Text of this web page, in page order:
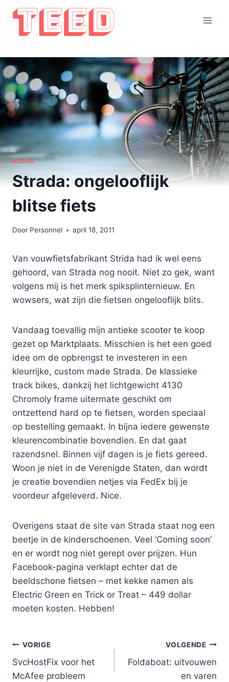
Doorgaan
naar
inhoud
BLOGS
Strada: ongelooflijk
blitse fiets
Door Personnel april 18, 2011
Van vouwfietsfabrikant Strida had ik wel eens
gehoord, van Strada nog nooit. Niet zo gek, want
volgens mij is het merk spiksplinternieuw. En
wowsers, wat zijn die fietsen ongelooflijk blits.
Vandaag toevallig mijn antieke scooter te koop
gezet op Marktplaats. Misschien is het een goed
idee om de opbrengst te investeren in een
kleurrijke, custom made Strada. De klassieke
track bikes, dankzij het lichtgewicht 4130
Chromoly frame uitermate geschikt om
ontzettend hard op te fietsen, worden speciaal
op bestelling gemaakt. In bijna iedere gewenste
kleurencombinatie bovendien. En dat gaat
razendsnel. Binnen vijf dagen is je fiets gereed.
Woon je niet in de Verenigde Staten, dan wordt
je creatie bovendien netjes via FedEx bij je
voordeur afgeleverd. Nice.
Overigens staat de site van Strada staat nog een
beetje in de kinderschoenen. Veel ‘Coming soon’
en er wordt nog niet gerept over prijzen. Hun
Facebook-pagina verklapt echter dat de
beeldschone fietsen – met kekke namen als
Electric Green en Trick or Treat – 449 dollar
moeten kosten. Hebben!
Bericht
navigatie
VORIGE
SvcHostFix voor het
McAfee probleem
VOLGENDE
Foldaboat: uitvouwen
en varen